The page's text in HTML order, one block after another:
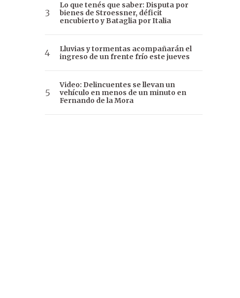
Lo que tenés que saber: Disputa por
bienes de Stroessner, déficit
encubierto y Bataglia por Italia
Lluvias y tormentas acompañarán el
ingreso de un frente frío este jueves
Video: Delincuentes se llevan un
vehículo en menos de un minuto en
Fernando de la Mora